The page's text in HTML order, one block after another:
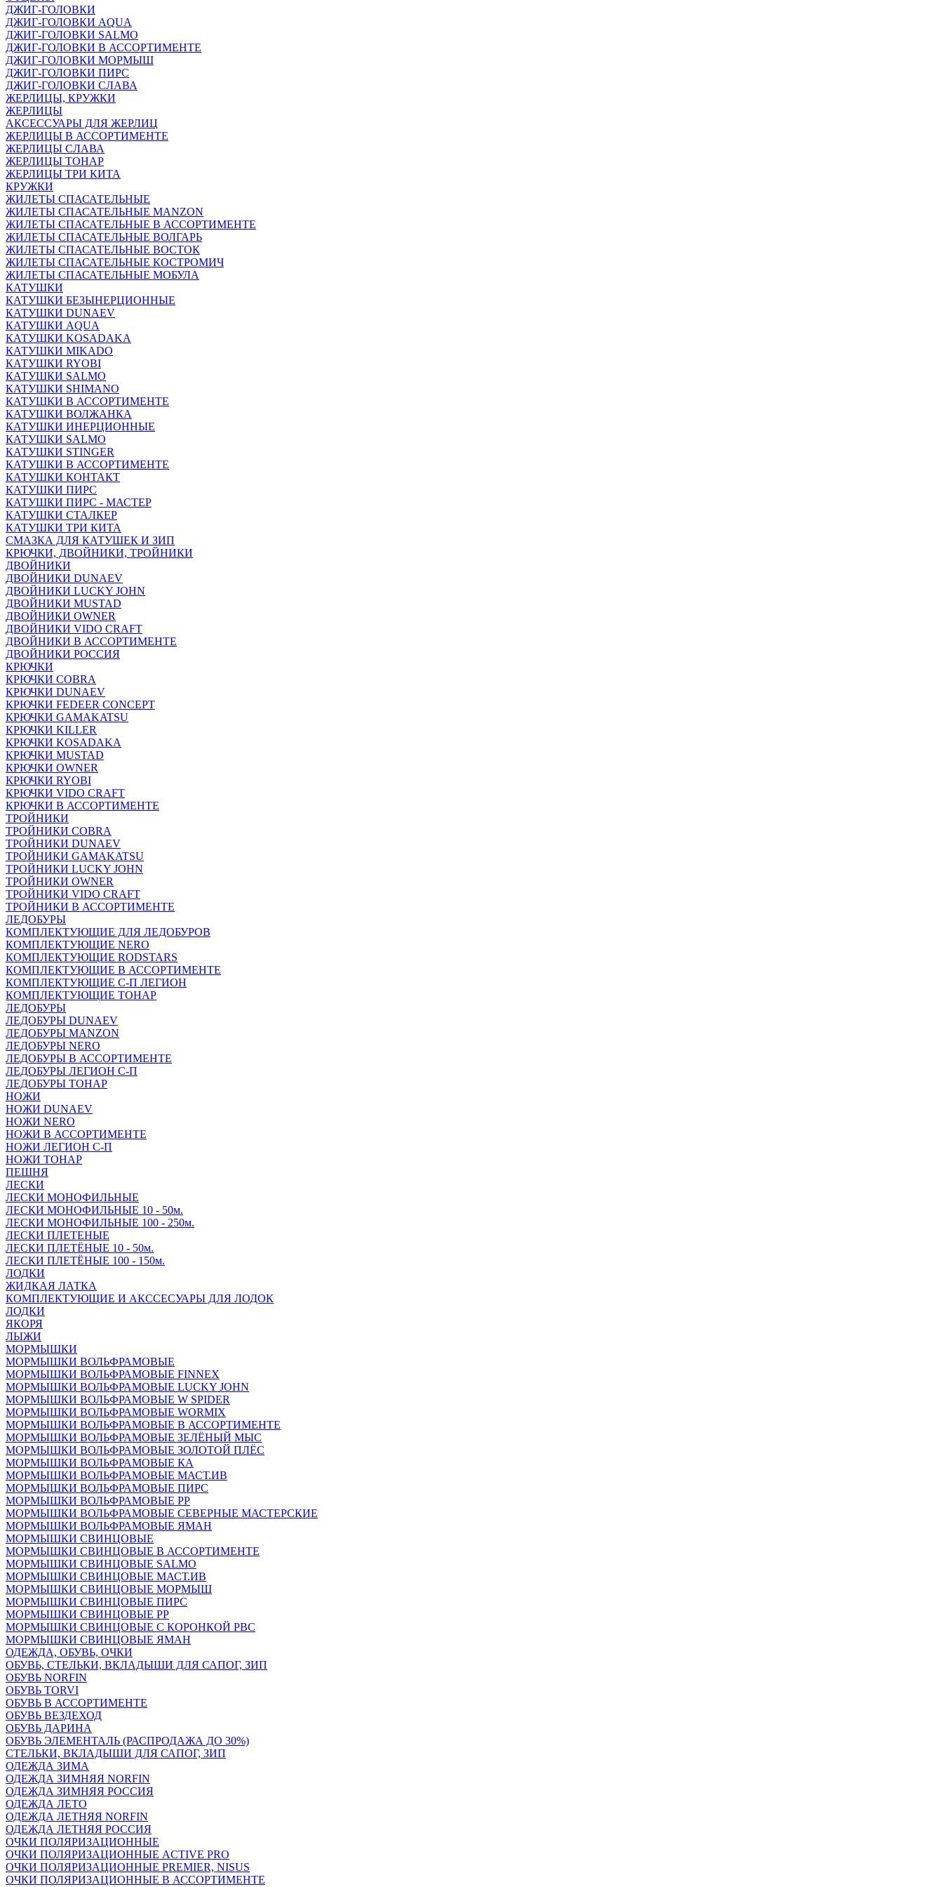
ДЖИГ-ГОЛОВКИ
ДЖИГ-ГОЛОВКИ AQUA
ДЖИГ-ГОЛОВКИ SALMO
ДЖИГ-ГОЛОВКИ В АССОРТИМЕНТЕ
ДЖИГ-ГОЛОВКИ МОРМЫШ
ДЖИГ-ГОЛОВКИ ПИРС
ДЖИГ-ГОЛОВКИ СЛАВА
ЖЕРЛИЦЫ, КРУЖКИ
ЖЕРЛИЦЫ
АКСЕССУАРЫ ДЛЯ ЖЕРЛИЦ
ЖЕРЛИЦЫ В АССОРТИМЕНТЕ
ЖЕРЛИЦЫ СЛАВА
ЖЕРЛИЦЫ ТОНАР
ЖЕРЛИЦЫ ТРИ КИТА
КРУЖКИ
ЖИЛЕТЫ СПАСАТЕЛЬНЫЕ
ЖИЛЕТЫ СПАСАТЕЛЬНЫЕ MANZON
ЖИЛЕТЫ СПАСАТЕЛЬНЫЕ В АССОРТИМЕНТЕ
ЖИЛЕТЫ СПАСАТЕЛЬНЫЕ ВОЛГАРЬ
ЖИЛЕТЫ СПАСАТЕЛЬНЫЕ ВОСТОК
ЖИЛЕТЫ СПАСАТЕЛЬНЫЕ КОСТРОМИЧ
ЖИЛЕТЫ СПАСАТЕЛЬНЫЕ МОБУЛА
КАТУШКИ
КАТУШКИ БЕЗЫНЕРЦИОННЫЕ
КАТУШКИ DUNAEV
КАТУШКИ AQUA
КАТУШКИ KOSADAKA
КАТУШКИ MIKADO
КАТУШКИ RYOBI
КАТУШКИ SALMO
КАТУШКИ SHIMANO
КАТУШКИ В АССОРТИМЕНТЕ
КАТУШКИ ВОЛЖАНКА
КАТУШКИ ИНЕРЦИОННЫЕ
КАТУШКИ SALMO
КАТУШКИ STINGER
КАТУШКИ В АССОРТИМЕНТЕ
КАТУШКИ КОНТАКТ
КАТУШКИ ПИРС
КАТУШКИ ПИРС - МАСТЕР
КАТУШКИ СТАЛКЕР
КАТУШКИ ТРИ КИТА
СМАЗКА ДЛЯ КАТУШЕК И ЗИП
КРЮЧКИ, ДВОЙНИКИ, ТРОЙНИКИ
ДВОЙНИКИ
ДВОЙНИКИ DUNAEV
ДВОЙНИКИ LUCKY JOHN
ДВОЙНИКИ MUSTAD
ДВОЙНИКИ OWNER
ДВОЙНИКИ VIDO CRAFT
ДВОЙНИКИ В АССОРТИМЕНТЕ
ДВОЙНИКИ РОССИЯ
КРЮЧКИ
КРЮЧКИ COBRA
КРЮЧКИ DUNAEV
КРЮЧКИ FEDEER CONCEPT
КРЮЧКИ GAMAKATSU
КРЮЧКИ KILLER
КРЮЧКИ KOSADAKA
КРЮЧКИ MUSTAD
КРЮЧКИ OWNER
КРЮЧКИ RYOBI
КРЮЧКИ VIDO CRAFT
КРЮЧКИ В АССОРТИМЕНТЕ
ТРОЙНИКИ
ТРОЙНИКИ COBRA
ТРОЙНИКИ DUNAEV
ТРОЙНИКИ GAMAKATSU
ТРОЙНИКИ LUCKY JOHN
ТРОЙНИКИ OWNER
ТРОЙНИКИ VIDO CRAFT
ТРОЙНИКИ В АССОРТИМЕНТЕ
ЛЕДОБУРЫ
КОМПЛЕКТУЮЩИЕ ДЛЯ ЛЕДОБУРОВ
КОМПЛЕКТУЮЩИЕ NERO
КОМПЛЕКТУЮЩИЕ RODSTARS
КОМПЛЕКТУЮЩИЕ В АССОРТИМЕНТЕ
КОМПЛЕКТУЮЩИЕ С-П ЛЕГИОН
КОМПЛЕКТУЮЩИЕ ТОНАР
ЛЕДОБУРЫ
ЛЕДОБУРЫ DUNAEV
ЛЕДОБУРЫ MANZON
ЛЕДОБУРЫ NERO
ЛЕДОБУРЫ В АССОРТИМЕНТЕ
ЛЕДОБУРЫ ЛЕГИОН С-П
ЛЕДОБУРЫ ТОНАР
НОЖИ
НОЖИ DUNAEV
НОЖИ NERO
НОЖИ В АССОРТИМЕНТЕ
НОЖИ ЛЕГИОН С-П
НОЖИ ТОНАР
ПЕШНЯ
ЛЕСКИ
ЛЕСКИ МОНОФИЛЬНЫЕ
ЛЕСКИ МОНОФИЛЬНЫЕ 10 - 50м.
ЛЕСКИ МОНОФИЛЬНЫЕ 100 - 250м.
ЛЕСКИ ПЛЕТЕНЫЕ
ЛЕСКИ ПЛЕТЁНЫЕ 10 - 50м.
ЛЕСКИ ПЛЕТЁНЫЕ 100 - 150м.
ЛОДКИ
ЖИДКАЯ ЛАТКА
КОМПЛЕКТУЮЩИЕ И АКССЕСУАРЫ ДЛЯ ЛОДОК
ЛОДКИ
ЯКОРЯ
ЛЫЖИ
МОРМЫШКИ
МОРМЫШКИ ВОЛЬФРАМОВЫЕ
МОРМЫШКИ ВОЛЬФРАМОВЫЕ FINNEX
МОРМЫШКИ ВОЛЬФРАМОВЫЕ LUCKY JOHN
МОРМЫШКИ ВОЛЬФРАМОВЫЕ W SPIDER
МОРМЫШКИ ВОЛЬФРАМОВЫЕ WORMIX
МОРМЫШКИ ВОЛЬФРАМОВЫЕ В АССОРТИМЕНТЕ
МОРМЫШКИ ВОЛЬФРАМОВЫЕ ЗЕЛЁНЫЙ МЫС
МОРМЫШКИ ВОЛЬФРАМОВЫЕ ЗОЛОТОЙ ПЛЁС
МОРМЫШКИ ВОЛЬФРАМОВЫЕ КА
МОРМЫШКИ ВОЛЬФРАМОВЫЕ МАСТ.ИВ
МОРМЫШКИ ВОЛЬФРАМОВЫЕ ПИРС
МОРМЫШКИ ВОЛЬФРАМОВЫЕ РР
МОРМЫШКИ ВОЛЬФРАМОВЫЕ СЕВЕРНЫЕ МАСТЕРСКИЕ
МОРМЫШКИ ВОЛЬФРАМОВЫЕ ЯМАН
МОРМЫШКИ СВИНЦОВЫЕ
МОРМЫШКИ СВИНЦОВЫЕ В АССОРТИМЕНТЕ
МОРМЫШКИ СВИНЦОВЫЕ SALMO
МОРМЫШКИ СВИНЦОВЫЕ МАСТ.ИВ
МОРМЫШКИ СВИНЦОВЫЕ МОРМЫШ
МОРМЫШКИ СВИНЦОВЫЕ ПИРС
МОРМЫШКИ СВИНЦОВЫЕ РР
МОРМЫШКИ СВИНЦОВЫЕ С КОРОНКОЙ РВС
МОРМЫШКИ СВИНЦОВЫЕ ЯМАН
ОДЕЖДА, ОБУВЬ, ОЧКИ
ОБУВЬ, СТЕЛЬКИ, ВКЛАДЫШИ ДЛЯ САПОГ, ЗИП
ОБУВЬ NORFIN
ОБУВЬ TORVI
ОБУВЬ В АССОРТИМЕНТЕ
ОБУВЬ ВЕЗДЕХОД
ОБУВЬ ДАРИНА
ОБУВЬ ЭЛЕМЕНТАЛЬ (РАСПРОДАЖА ДО 30%)
СТЕЛЬКИ, ВКЛАДЫШИ ДЛЯ САПОГ, ЗИП
ОДЕЖДА ЗИМА
ОДЕЖДА ЗИМНЯЯ NORFIN
ОДЕЖДА ЗИМНЯЯ РОССИЯ
ОДЕЖДА ЛЕТО
ОДЕЖДА ЛЕТНЯЯ NORFIN
ОДЕЖДА ЛЕТНЯЯ РОССИЯ
ОЧКИ ПОЛЯРИЗАЦИОННЫЕ
ОЧКИ ПОЛЯРИЗАЦИОННЫЕ ACTIVE PRO
ОЧКИ ПОЛЯРИЗАЦИОННЫЕ PREMIER, NISUS
ОЧКИ ПОЛЯРИЗАЦИОННЫЕ В АССОРТИМЕНТЕ